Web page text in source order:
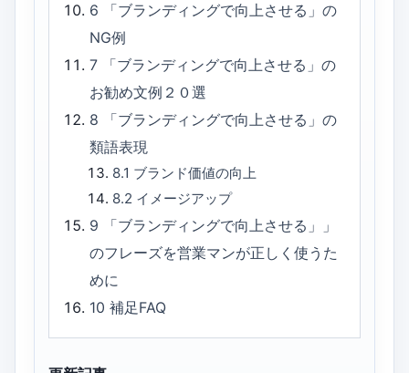
6
「ブランディングで向上させる」の
NG例
7
「ブランディングで向上させる」の
お勧め文例２０選
8
「ブランディングで向上させる」の
類語表現
8.1 ブランド価値の向上
8.2 イメージアップ
9
「ブランディングで向上させる」」
のフレーズを営業マンが正しく使うた
めに
10補足FAQ